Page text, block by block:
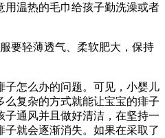
用温热的毛巾给孩子勤洗澡或者
要轻薄透气、柔软肥大，保持
子怎么办的问题。可见，小婴儿
复杂的方式就能让宝宝的痱子
通风并且做好清洁，在坚持一
就会逐渐消失。如果在采取了